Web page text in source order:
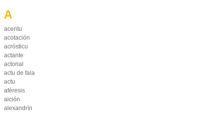
A
acentu
acotación
acrósticu
actante
actorial
actu de fala
actu
aféresis
aición
alexandrín